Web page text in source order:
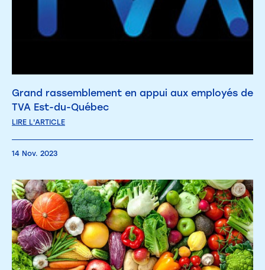
Grand rassemblement en appui aux employés de
TVA Est-du-Québec
LIRE L'ARTICLE
14 Nov. 2023